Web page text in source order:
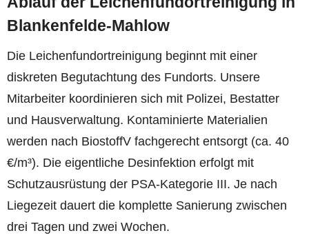
Blankenfelde-Mahlow
Die Leichenfundortreinigung beginnt mit einer
diskreten Begutachtung des Fundorts. Unsere
Mitarbeiter koordinieren sich mit Polizei, Bestatter
und Hausverwaltung. Kontaminierte Materialien
werden nach BiostoffV fachgerecht entsorgt (ca. 40
€/m³). Die eigentliche Desinfektion erfolgt mit
Schutzausrüstung der PSA-Kategorie III. Je nach
Liegezeit dauert die komplette Sanierung zwischen
drei Tagen und zwei Wochen.